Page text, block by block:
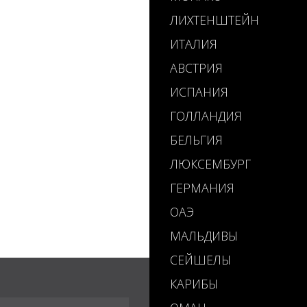
ЛИХТЕНШТЕЙН
ИТАЛИЯ
АВСТРИЯ
ИСПАНИЯ
ГОЛЛАНДИЯ
БЕЛЬГИЯ
ЛЮКСЕМБУРГ
ГЕРМАНИЯ
ОАЭ
МАЛЬДИВЫ
СЕЙШЕЛЫ
КАРИБЫ